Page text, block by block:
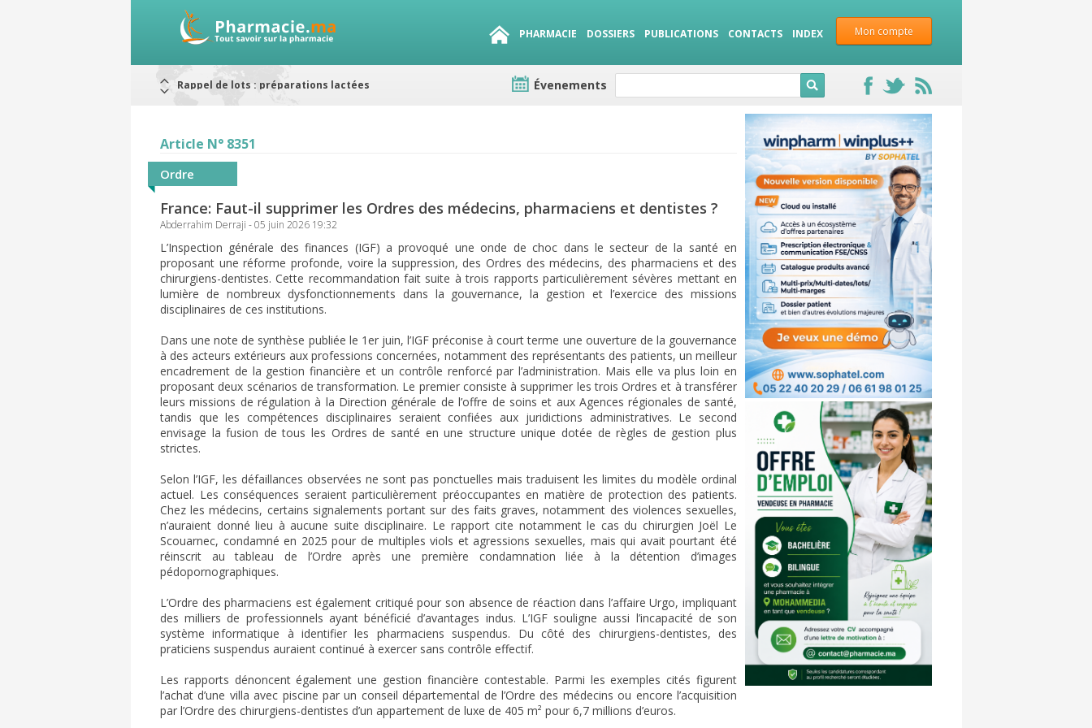
Mon compte
PHARMACIE DOSSIERS PUBLICATIONS CONTACTS INDEX
Alerte / AMMPS
RAPPELS DE LOTS
Rappel de lots : préparations lactées
Évenements
Article N° 8351
Ordre
France: Faut-il supprimer les Ordres des médecins, pharmaciens et dentistes ?
Abderrahim Derraji - 05 juin 2026 19:32
L’Inspection générale des finances (IGF) a provoqué une onde de choc dans le secteur de la santé en
proposant une réforme profonde, voire la suppression, des Ordres des médecins, des pharmaciens et des
chirurgiens-dentistes. Cette recommandation fait suite à trois rapports particulièrement sévères mettant en
lumière de nombreux dysfonctionnements dans la gouvernance, la gestion et l’exercice des missions
disciplinaires de ces institutions.
Dans une note de synthèse publiée le 1er juin, l’IGF préconise à court terme une ouverture de la gouvernance
à des acteurs extérieurs aux professions concernées, notamment des représentants des patients, un meilleur
encadrement de la gestion financière et un contrôle renforcé par l’administration. Mais elle va plus loin en
proposant deux scénarios de transformation. Le premier consiste à supprimer les trois Ordres et à transférer
leurs missions de régulation à la Direction générale de l’offre de soins et aux Agences régionales de santé,
tandis que les compétences disciplinaires seraient confiées aux juridictions administratives. Le second
envisage la fusion de tous les Ordres de santé en une structure unique dotée de règles de gestion plus
strictes.
Selon l’IGF, les défaillances observées ne sont pas ponctuelles mais traduisent les limites du modèle ordinal
actuel. Les conséquences seraient particulièrement préoccupantes en matière de protection des patients.
Chez les médecins, certains signalements portant sur des faits graves, notamment des violences sexuelles,
n’auraient donné lieu à aucune suite disciplinaire. Le rapport cite notamment le cas du chirurgien Joël Le
Scouarnec, condamné en 2025 pour de multiples viols et agressions sexuelles, mais qui avait pourtant été
réinscrit au tableau de l’Ordre après une première condamnation liée à la détention d’images
pédopornographiques.
L’Ordre des pharmaciens est également critiqué pour son absence de réaction dans l’affaire Urgo, impliquant
des milliers de professionnels ayant bénéficié d’avantages indus. L’IGF souligne aussi l’incapacité de son
système informatique à identifier les pharmaciens suspendus. Du côté des chirurgiens-dentistes, des
praticiens suspendus auraient continué à exercer sans contrôle effectif.
Les rapports dénoncent également une gestion financière contestable. Parmi les exemples cités figurent
l’achat d’une villa avec piscine par un conseil départemental de l’Ordre des médecins ou encore l’acquisition
par l’Ordre des chirurgiens-dentistes d’un appartement de luxe de 405 m² pour 6,7 millions d’euros.